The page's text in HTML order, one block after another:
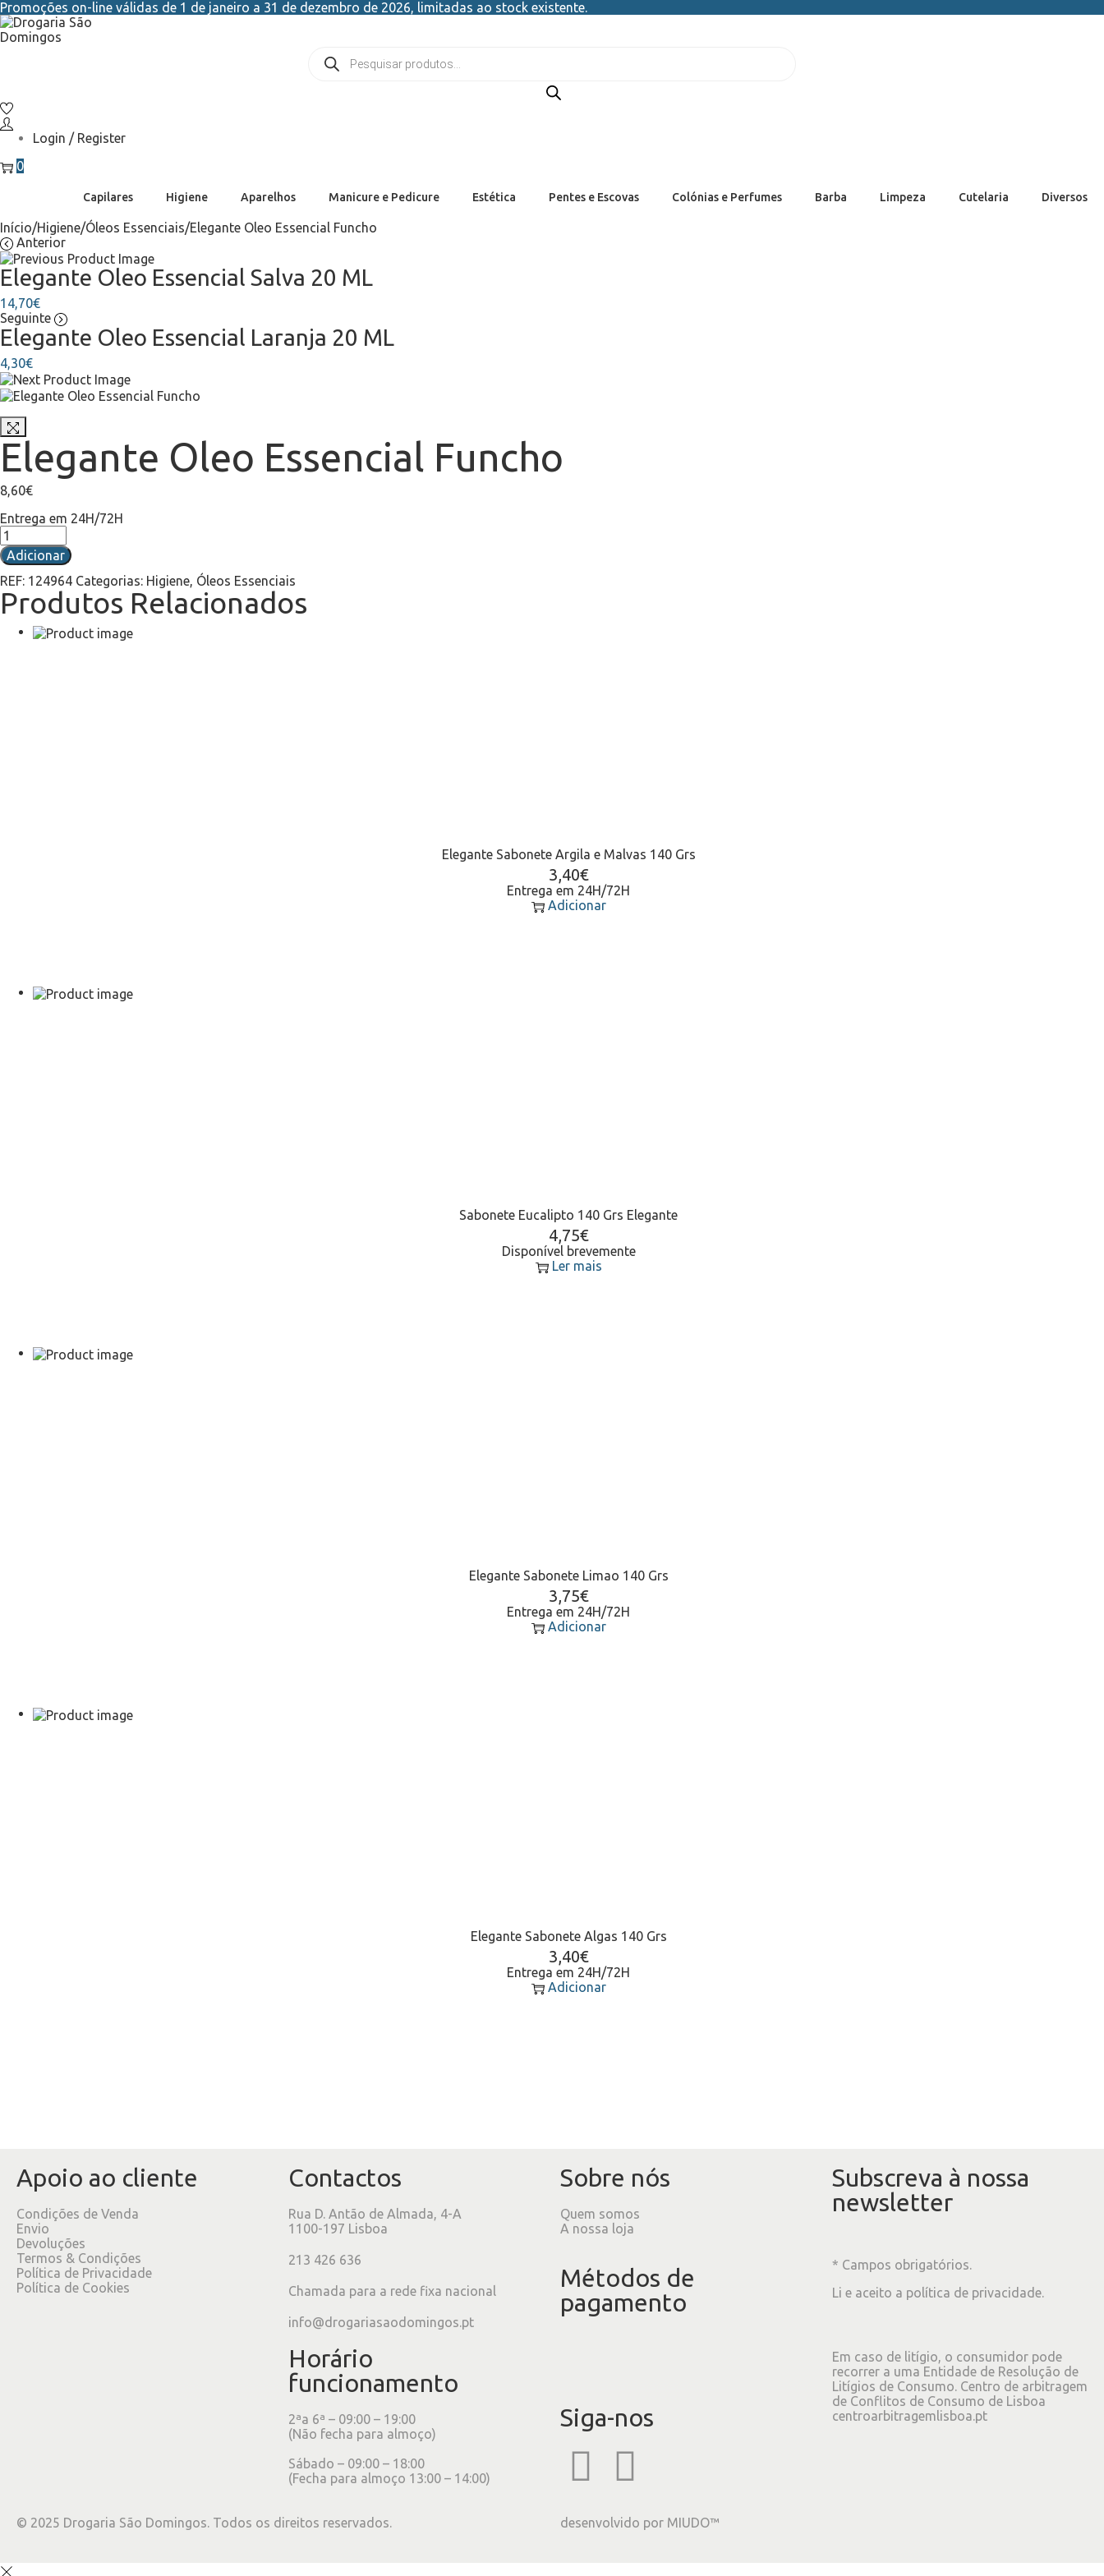
Promoções on-line válidas de 1 de janeiro a 31 de dezembro de 2026, limitadas ao stock existente.
Login / Register
0
Capilares Higiene Aparelhos Manicure e Pedicure Estética Pentes e Escovas Colónias e Perfumes Barba Limpeza Cutelaria Diversos
Início/Higiene/Óleos Essenciais/Elegante Oleo Essencial Funcho
Anterior
Elegante Oleo Essencial Salva 20 ML
14,70€
Seguinte
Elegante Oleo Essencial Laranja 20 ML
4,30€
Elegante Oleo Essencial Funcho
8,60€
Entrega em 24H/72H
Adicionar
REF: 124964 Categorias: Higiene, Óleos Essenciais
Produtos Relacionados
Elegante Sabonete Argila e Malvas 140 Grs
3,40€
Entrega em 24H/72H
Adicionar
Sabonete Eucalipto 140 Grs Elegante
4,75€
Disponível brevemente
Ler mais
Elegante Sabonete Limao 140 Grs
3,75€
Entrega em 24H/72H
Adicionar
Elegante Sabonete Algas 140 Grs
3,40€
Entrega em 24H/72H
Adicionar
Apoio ao cliente
Condições de Venda
Envio
Devoluções
Termos & Condições
Política de Privacidade
Política de Cookies
Contactos
Rua D. Antão de Almada, 4-A
1100-197 Lisboa
213 426 636
Chamada para a rede fixa nacional
info@drogariasaodomingos.pt
Horário
funcionamento
2ªa 6ª – 09:00 – 19:00
(Não fecha para almoço)
Sábado – 09:00 – 18:00
(Fecha para almoço 13:00 – 14:00)
Sobre nós
Quem somos
A nossa loja
Métodos de
pagamento
Siga-nos
Subscreva à nossa
newsletter
* Campos obrigatórios.
Li e aceito a política de privacidade.
Em caso de litígio, o consumidor pode
recorrer a uma Entidade de Resolução de
Litígios de Consumo. Centro de arbitragem
de Conflitos de Consumo de Lisboa
centroarbitragemlisboa.pt
© 2025 Drogaria São Domingos. Todos os direitos reservados. desenvolvido por MIUDO™